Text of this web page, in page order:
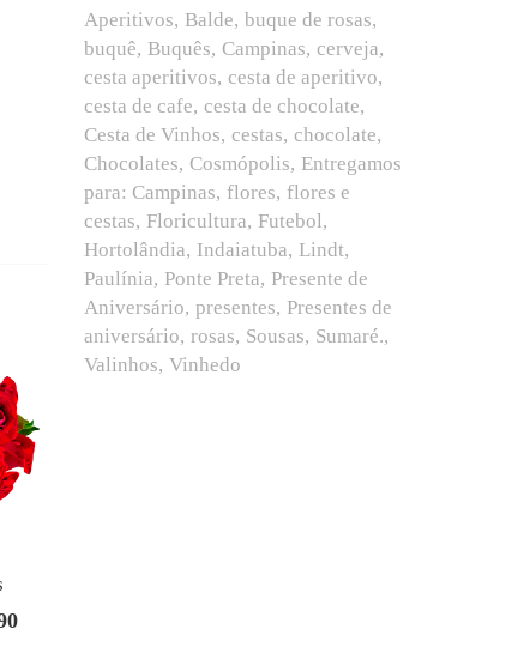
O
Aperitivos Balde buque de rosas
buquê Buquês Campinas cerveja
cesta aperitivos cesta de aperitivo
cesta de cafe cesta de chocolate
Cesta de Vinhos cestas chocolate
Chocolates Cosmópolis Entregamos
para: Campinas flores flores e
cestas Floricultura Futebol
Hortolândia Indaiatuba Lindt
Paulínia Ponte Preta Presente de
Aniversário presentes Presentes de
aniversário rosas Sousas Sumaré.
Valinhos Vinhedo